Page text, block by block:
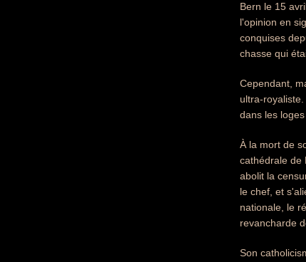
Bern le 15
l'opinion en
conquises
chasse qui
Cependant,
ultra-
dans les
À la mort de
cathédrale de
abolit la
le chef, et
nationale, le
revancharde
Son